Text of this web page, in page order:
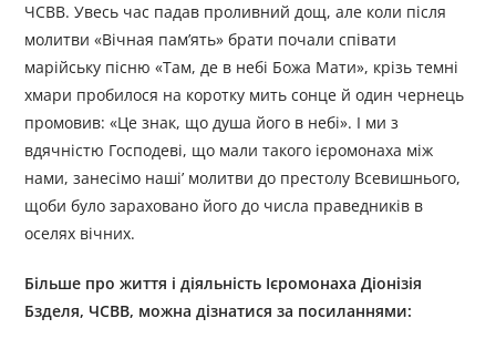
ЧСВВ. Увесь час падав проливний дощ, але коли після
молитви «Вічная пам’ять» брати почали співати
марійську пісню «Там, де в небі Божа Мати», крізь темні
хмари пробилося на коротку мить сонце й один чернець
промовив: «Це знак, що душа його в небі». І ми з
вдячністю Господеві, що мали такого ієромонаха між
нами, занесімо наші’ молитви до престолу Всевишнього,
щоби було зараховано його до числа праведників в
оселях вічних.
Більше про життя і діяльність Ієромонаха Діонізія
Бзделя, ЧСВВ, можна дізнатися за посиланнями: